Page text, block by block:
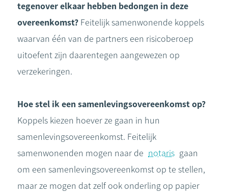
tegenover elkaar hebben bedongen in deze
overeenkomst? Feitelijk samenwonende koppels
waarvan één van de partners een risicoberoep
uitoefent zijn daarentegen aangewezen op
verzekeringen.
Hoe stel ik een samenlevingsovereenkomst op?
Koppels kiezen hoever ze gaan in hun
samenlevingsovereenkomst. Feitelijk
samenwonenden mogen naar de notaris gaan
om een samenlevingsovereenkomst op te stellen,
maar ze mogen dat zelf ook onderling op papier